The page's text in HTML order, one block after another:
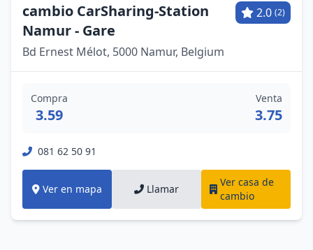
cambio CarSharing-Station
Namur - Gare
2.0 (2)
Bd Ernest Mélot, 5000 Namur, Belgium
Compra
3.59
Venta
3.75
081 62 50 91
Ver en mapa Llamar
Ver casa de
cambio